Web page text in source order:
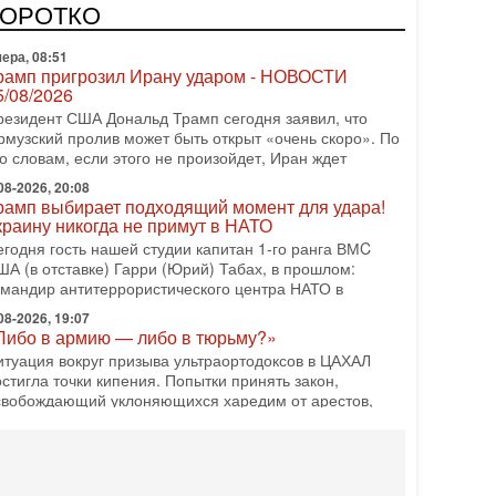
словам, если этого не произойдет, Иран ждет
2026, 20:08
выбирает подходящий момент для удара!
никогда не примут в НАТО
гость нашей студии капитан 1-го ранга ВМC
(в отставке) Гарри (Юрий) Табах, в прошлом:
антитеррористического центра НАТО в
2026, 19:07
в армию — либо в тюрьму?»
вокруг призыва ультраортодоксов в ЦАХАЛ
точки кипения. Попытки принять закон,
уклоняющихся харедим от арестов,
2026, 17:18
отменять атаки! ЦАХАЛ - не игрушка!
готов ударить по Ирану!
телеканала ITON-TV Григорий Тамар, офицер
в отставке, писатель, журналист, военный
Ведет программу Александр Гур-Арье.